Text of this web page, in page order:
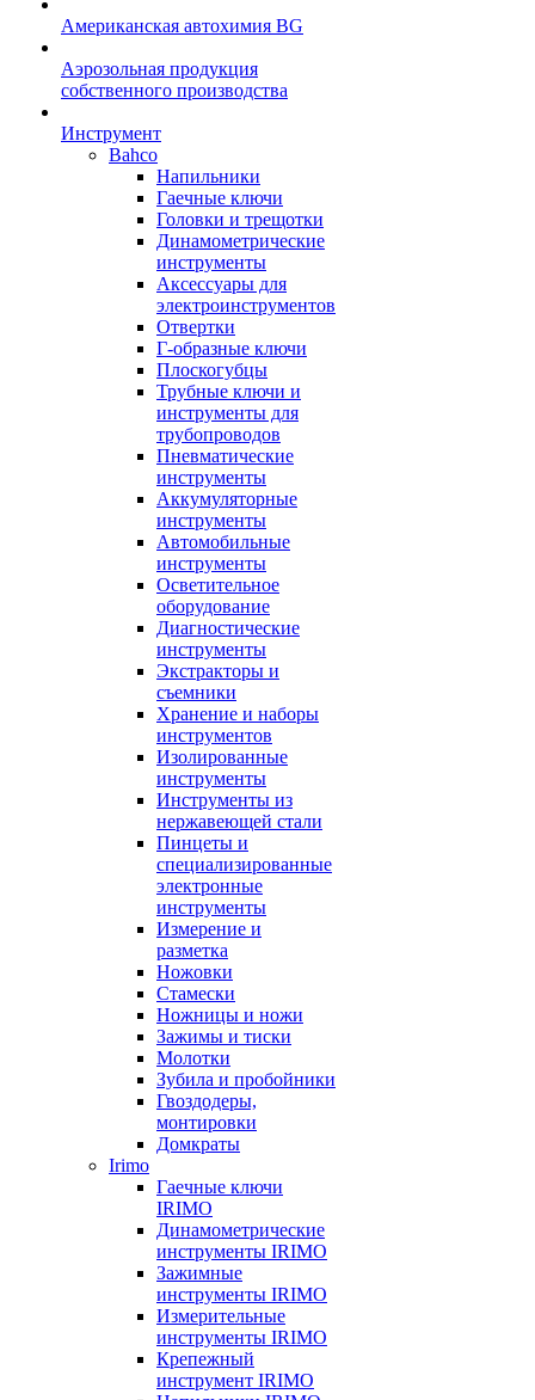
Американская автохимия BG
Аэрозольная продукция
собственного производства
Инструмент
Bahco
Напильники
Гаечные ключи
Головки и трещотки
Динамометрические
инструменты
Аксессуары для
электроинструментов
Отвертки
Г-образные ключи
Плоскогубцы
Трубные ключи и
инструменты для
трубопроводов
Пневматические
инструменты
Аккумуляторные
инструменты
Автомобильные
инструменты
Осветительное
оборудование
Диагностические
инструменты
Экстракторы и
съемники
Хранение и наборы
инструментов
Изолированные
инструменты
Инструменты из
нержавеющей стали
Пинцеты и
специализированные
электронные
инструменты
Измерение и
разметка
Ножовки
Стамески
Ножницы и ножи
Зажимы и тиски
Молотки
Зубила и пробойники
Гвоздодеры,
монтировки
Домкраты
Irimo
Гаечные ключи
IRIMO
Динамометрические
инструменты IRIMO
Зажимные
инструменты IRIMO
Измерительные
инструменты IRIMO
Крепежный
инструмент IRIMO